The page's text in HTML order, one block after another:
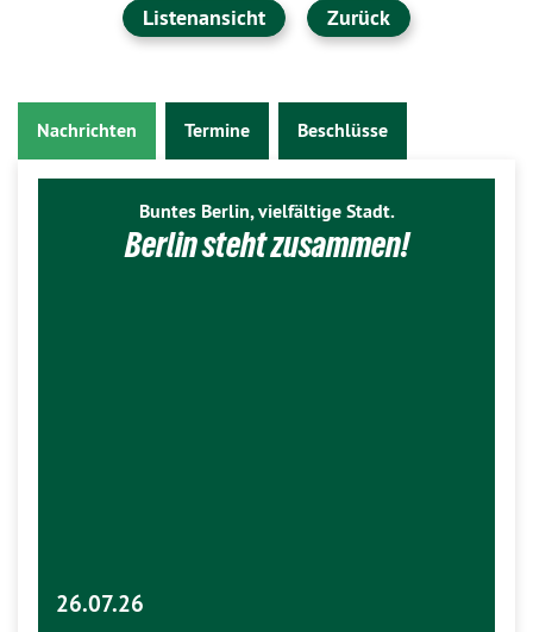
Listenansicht Zurück
Nachrichten Termine Beschlüsse
Buntes Berlin, vielfältige Stadt.
Berlin steht zusammen!
26.07.26